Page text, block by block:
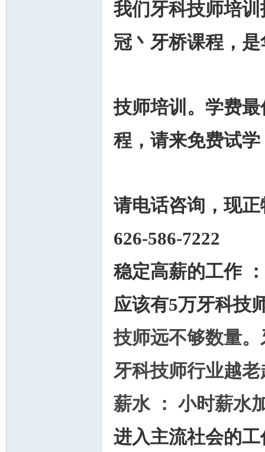
我们牙科技师培
冠丶牙桥课程，
技师培训。学费
程，请来免费试学
请电话咨询，现
626-586-7222
稳定高薪的工作
应该有5万牙科技
技师远不够数量
牙科技师行业越
薪水 ： 小时薪水
进入主流社会的